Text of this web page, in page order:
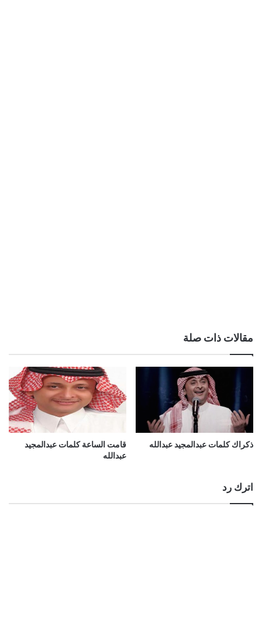
مقالات ذات صلة
ذكراك كلمات عبدالمجيد عبدالله
قامت الساعة كلمات عبدالمجيد
عبدالله
اترك رد